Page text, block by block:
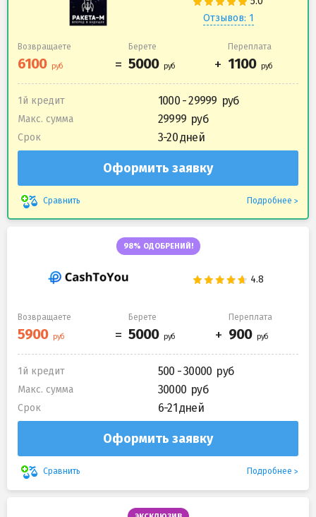
Отзывов: 1
Возвращаете Берете Переплата
1й кредит 1000 - 29999
Макс. сумма 29999
Срок 3-20 дней
Оформить заявку
Сравнить Подробнее
98% ОДОБРЕНИЙ!
Возвращаете Берете Переплата
1й кредит 500 - 30000
Макс. сумма 30000
Срок 6-21 дней
Оформить заявку
Сравнить Подробнее